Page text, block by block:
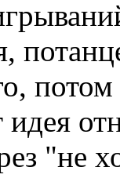
идея
"не